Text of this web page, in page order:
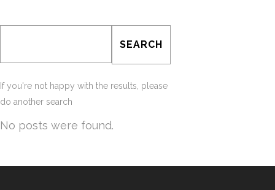
If you're not happy with the results, please
do another search
No posts were found.